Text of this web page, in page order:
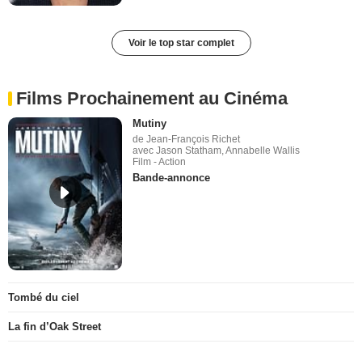
Voir le top star complet
Films Prochainement au Cinéma
Mutiny
de Jean-François Richet
avec Jason Statham, Annabelle Wallis
Film - Action
Bande-annonce
Tombé du ciel
La fin d’Oak Street